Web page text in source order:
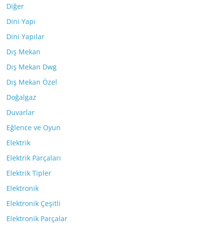
Diğer
Dini Yapı
Dini Yapılar
Dış Mekan
Dış Mekan Dwg
Dış Mekan Özel
Doğalgaz
Duvarlar
Eğlence ve Oyun
Elektrik
Elektrik Parçaları
Elektrik Tipler
Elektronik
Elektronik Çeşitli
Elektronik Parçalar